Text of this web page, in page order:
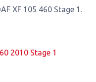
XF 105 460 Stage 1.
2010 Stage 1